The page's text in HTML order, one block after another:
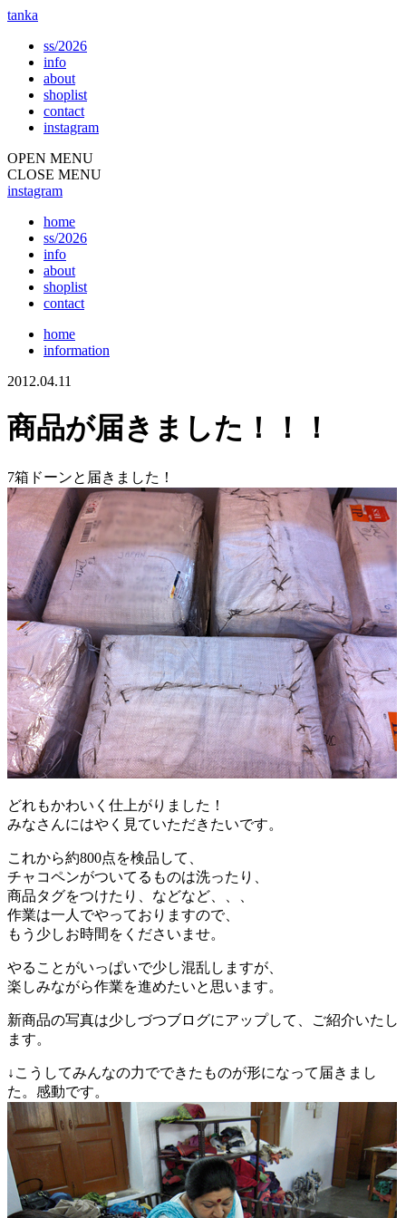
tanka
ss/2026
info
about
shoplist
contact
instagram
OPEN MENU
CLOSE MENU
instagram
home
ss/2026
info
about
shoplist
contact
home
information
2012.04.11
商品が届きました！！！
7箱ドーンと届きました！
どれもかわいく仕上がりました！
みなさんにはやく見ていただきたいです。
これから約800点を検品して、
チャコペンがついてるものは洗ったり、
商品タグをつけたり、などなど、、、
作業は一人でやっておりますので、
もう少しお時間をくださいませ。
やることがいっぱいで少し混乱しますが、
楽しみながら作業を進めたいと思います。
新商品の写真は少しづつブログにアップして、ご紹介いたし
ます。
↓こうしてみんなの力でできたものが形になって届きまし
た。感動です。